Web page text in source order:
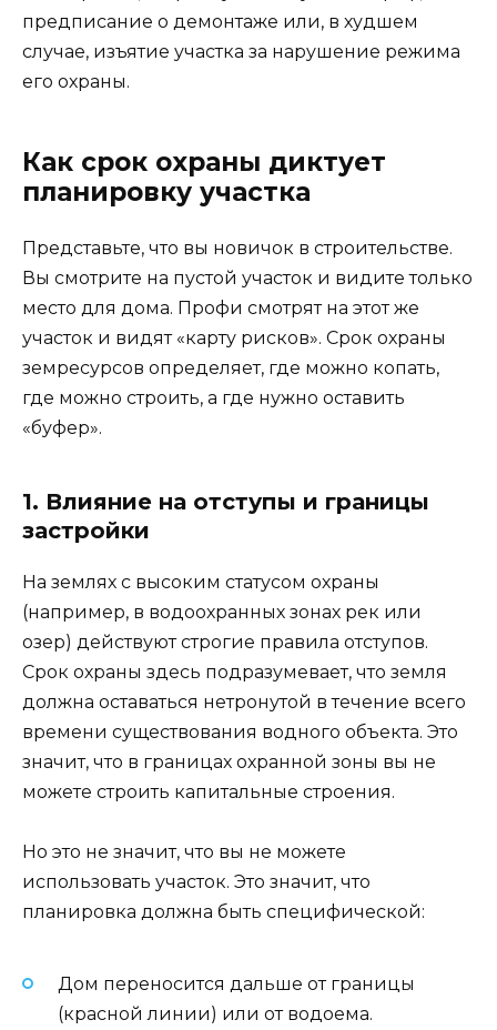
предписание о демонтаже или, в худшем
случае, изъятие участка за нарушение режима
его охраны.
Как срок охраны диктует
планировку участка
Представьте, что вы новичок в строительстве.
Вы смотрите на пустой участок и видите только
место для дома. Профи смотрят на этот же
участок и видят «карту рисков». Срок охраны
земресурсов определяет, где можно копать,
где можно строить, а где нужно оставить
«буфер».
1. Влияние на отступы и границы
застройки
На землях с высоким статусом охраны
(например, в водоохранных зонах рек или
озер) действуют строгие правила отступов.
Срок охраны здесь подразумевает, что земля
должна оставаться нетронутой в течение всего
времени существования водного объекта. Это
значит, что в границах охранной зоны вы не
можете строить капитальные строения.
Но это не значит, что вы не можете
использовать участок. Это значит, что
планировка должна быть специфической:
Дом переносится дальше от границы
(красной линии) или от водоема.